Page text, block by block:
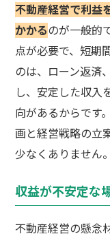
不動産経営で利益
かかるのが一般的
点が必要で、短期
のは、ローン返済
し、安定した収入
向があるからです
画と経営戦略の立
少なくありません。
収益が不安定な
不動産経営の懸念